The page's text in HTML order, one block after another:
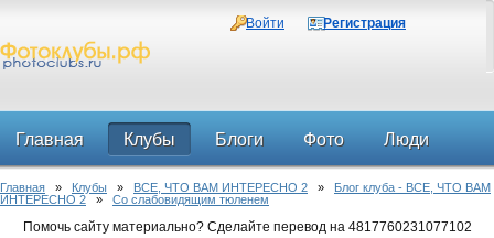
Войти Регистрация
Главная Клубы Блоги Фото Люди
Форум
Главная » Клубы » ВСЕ, ЧТО ВАМ ИНТЕРЕСНО 2 » Блог клуба - ВСЕ, ЧТО ВАМ
ИНТЕРЕСНО 2 » Со слабовидящим тюленем
Помочь сайту материально? Сделайте перевод на 4817760231077102